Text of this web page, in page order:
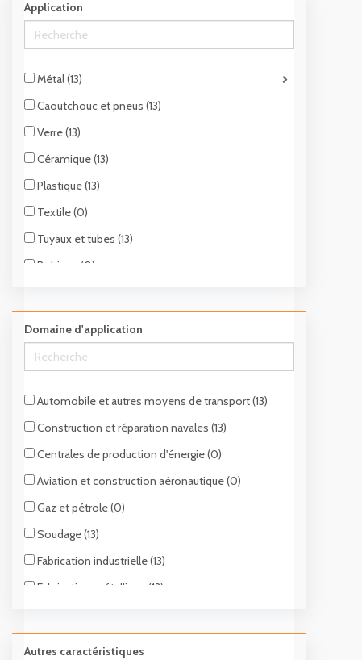
Application
Métal (13)
Caoutchouc et pneus (13)
Verre (13)
Céramique (13)
Plastique (13)
Textile (0)
Tuyaux et tubes (13)
Bobines (0)
Béton (0)
Pierre (0)
Asphalte (0)
Plaques métalliques (13)
Lingots et plaques (0)
Métaux non ferreux (13)
Alliage et superalliages (13)
Pièces en acier (0)
Rails et poutres (0)
Coulage et fonte brute (0)
Bois (0)
Domaine d'application
Automobile et autres moyens de transport (13)
Construction et réparation navales (13)
Centrales de production d'énergie (0)
Aviation et construction aéronautique (0)
Gaz et pétrole (0)
Soudage (13)
Fabrication industrielle (13)
Fabrication métallique (13)
Autres caractéristiques